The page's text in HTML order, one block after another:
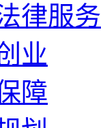
律服务
业
障